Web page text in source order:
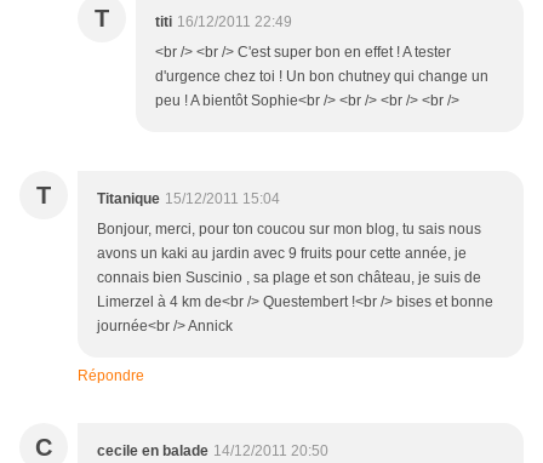
T titi 16/12/2011 22:49
<br /> <br /> C'est super bon en effet ! A tester
d'urgence chez toi ! Un bon chutney qui change un
peu ! A bientôt Sophie<br /> <br /> <br /> <br />
T Titanique 15/12/2011 15:04
Bonjour, merci, pour ton coucou sur mon blog, tu sais nous
avons un kaki au jardin avec 9 fruits pour cette année, je
connais bien Suscinio , sa plage et son château, je suis de
Limerzel à 4 km de<br /> Questembert !<br /> bises et bonne
journée<br /> Annick
Répondre
C cecile en balade 14/12/2011 20:50